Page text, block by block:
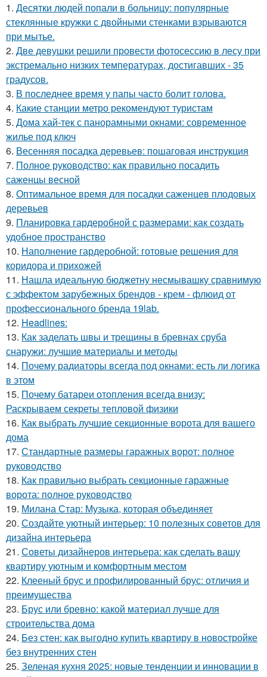
1. Десятки людей попали в больницу: популярные
стеклянные кружки с двойными стенками взрываются
при мытье.
2. Две девушки решили провести фотосессию в лесу при
экстремально низких температурах, достигавших - 35
градусов.
3. В последнее время у папы часто болит голова.
4. Какие станции метро рекомендуют туристам
5. Дома хай-тек с панорамными окнами: современное
жилье под ключ
6. Весенняя посадка деревьев: пошаговая инструкция
7. Полное руководство: как правильно посадить
саженцы весной
8. Оптимальное время для посадки саженцев плодовых
деревьев
9. Планировка гардеробной с размерами: как создать
удобное пространство
10. Наполнение гардеробной: готовые решения для
коридора и прихожей
11. Нашла идеальную бюджетну несмывашку сравнимую
с эффектом зарубежных брендов - крем - флюид от
профессионального бренда 19lab.
12. Headlines:
13. Как заделать швы и трещины в бревнах сруба
снаружи: лучшие материалы и методы
14. Почему радиаторы всегда под окнами: есть ли логика
в этом
15. Почему батареи отопления всегда внизу:
Раскрываем секреты тепловой физики
16. Как выбрать лучшие секционные ворота для вашего
дома
17. Стандартные размеры гаражных ворот: полное
руководство
18. Как правильно выбрать секционные гаражные
ворота: полное руководство
19. Милана Стар: Музыка, которая объединяет
20. Создайте уютный интерьер: 10 полезных советов для
дизайна интерьера
21. Советы дизайнеров интерьера: как сделать вашу
квартиру уютным и комфортным местом
22. Клееный брус и профилированный брус: отличия и
преимущества
23. Брус или бревно: какой материал лучше для
строительства дома
24. Без стен: как выгодно купить квартиру в новостройке
без внутренних стен
25. Зеленая кухня 2025: новые тенденции и инновации в